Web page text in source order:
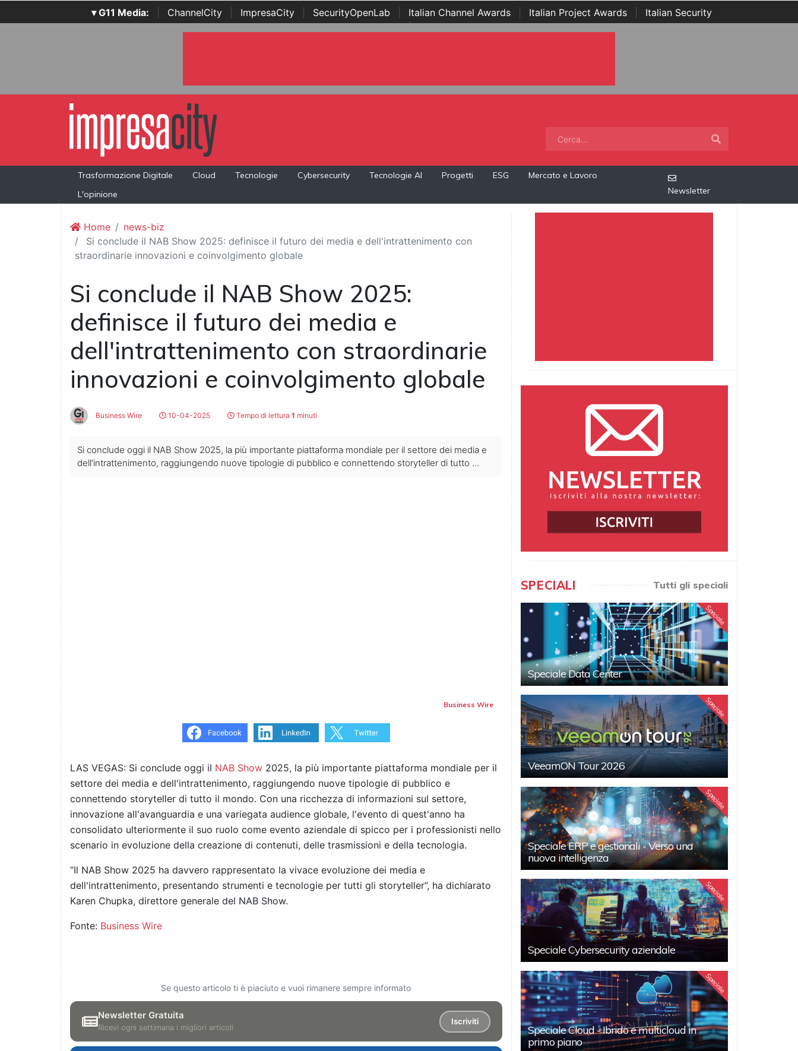
▾ G11 Media: ChannelCity ImpresaCity SecurityOpenLab Italian Channel Awards Italian Project Awards
Italian Security
Awards | ...
Trasformazione Digitale Cloud Tecnologie Cybersecurity Tecnologie AI Progetti ESG
Mercato e Lavoro
L'opinione
Newsletter
Home
news-biz
Si conclude il NAB Show 2025: definisce il futuro dei media e dell'intrattenimento con
straordinarie innovazioni e coinvolgimento globale
Si conclude il NAB Show 2025:
definisce il futuro dei media e
dell'intrattenimento con straordinarie
innovazioni e coinvolgimento globale
Business Wire 10-04-2025 Tempo di lettura 1 minuti
Si conclude oggi il NAB Show 2025, la più importante piattaforma mondiale per il settore dei media e
dell'intrattenimento, raggiungendo nuove tipologie di pubblico e connettendo storyteller di tutto ...
Business Wire
LAS VEGAS: Si conclude oggi il NAB Show 2025, la più importante piattaforma mondiale per il
settore dei media e dell'intrattenimento, raggiungendo nuove tipologie di pubblico e
connettendo storyteller di tutto il mondo. Con una ricchezza di informazioni sul settore,
innovazione all'avanguardia e una variegata audience globale, l'evento di quest'anno ha
consolidato ulteriormente il suo ruolo come evento aziendale di spicco per i professionisti nello
scenario in evoluzione della creazione di contenuti, delle trasmissioni e della tecnologia.
“Il NAB Show 2025 ha davvero rappresentato la vivace evoluzione dei media e
dell'intrattenimento, presentando strumenti e tecnologie per tutti gli storyteller”, ha dichiarato
Karen Chupka, direttore generale del NAB Show.
Fonte: Business Wire
Se questo articolo ti è piaciuto e vuoi rimanere sempre informato
Newsletter Gratuita
Ricevi ogni settimana i migliori articoli
Iscriviti
SPECIALI Tutti gli speciali
Speciale
Speciale Data Center
Speciale
VeeamON Tour 2026
Speciale
Speciale ERP e gestionali - Verso una
nuova intelligenza
Speciale
Speciale Cybersecurity aziendale
Speciale
Speciale Cloud - Ibrido e multicloud in
primo piano